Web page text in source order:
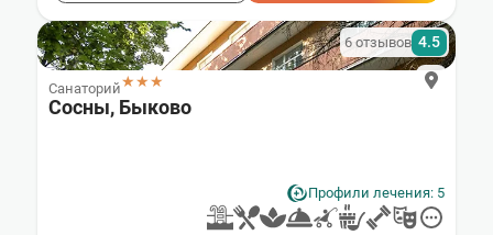
Санаторий★★★
6 отзывов 4.5
Сосны, Быково
Профили лечения: 5